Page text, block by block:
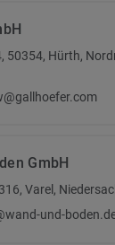
50354, Hürth,
GmbH
Varel,
und-